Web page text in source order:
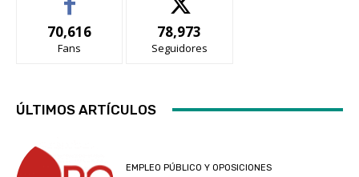
70,616
Fans
78,973
Seguidores
ÚLTIMOS ARTÍCULOS
EMPLEO PÚBLICO Y OPOSICIONES